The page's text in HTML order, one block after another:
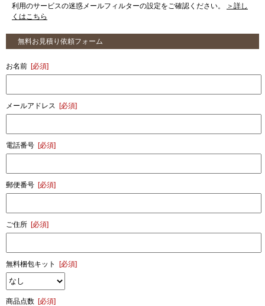
利用のサービスの迷惑メールフィルターの設定をご確認ください。
＞詳し
くはこちら
無料お見積り依頼フォーム
お名前 [必須]
メールアドレス [必須]
電話番号 [必須]
郵便番号 [必須]
ご住所 [必須]
無料梱包キット [必須]
商品点数 [必須]